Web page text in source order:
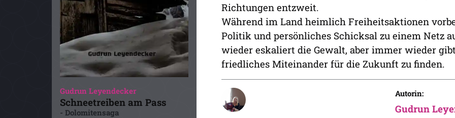
Gudrun Leyendecker
Schneetreiben am Pass
- Dolomitensaga
Richtungen entzweit.
Während im Land heimlich Freiheitsaktionen
Politik und persönliches Schicksal zu einem Netz
wieder eskaliert die Gewalt, aber immer wieder
friedliches Miteinander für die Zukunft zu finden.
Autorin:
Gudrun